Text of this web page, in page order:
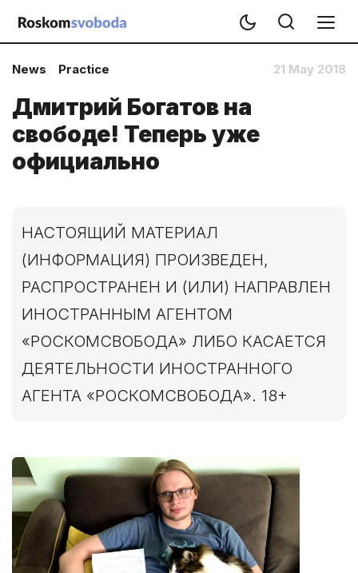
News Practice 21 May 2018
Дмитрий Богатов на
свободе! Теперь уже
официально
НАСТОЯЩИЙ МАТЕРИАЛ
(ИНФОРМАЦИЯ) ПРОИЗВЕДЕН,
РАСПРОСТРАНЕН И (ИЛИ) НАПРАВЛЕН
ИНОСТРАННЫМ АГЕНТОМ
«РОСКОМСВОБОДА» ЛИБО КАСАЕТСЯ
ДЕЯТЕЛЬНОСТИ ИНОСТРАННОГО
АГЕНТА «РОСКОМСВОБОДА». 18+